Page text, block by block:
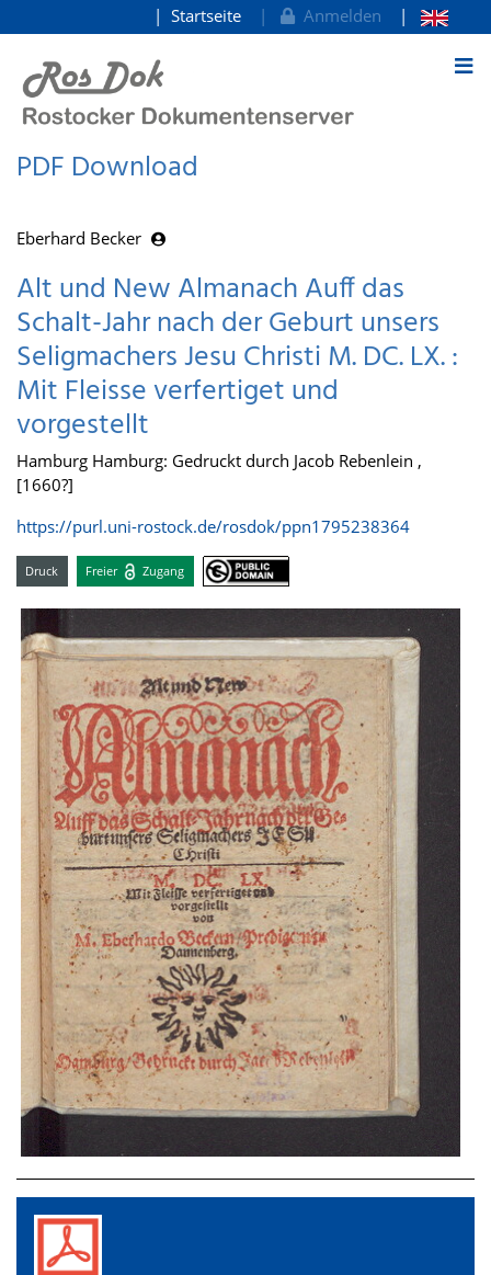
zum Inhalt
Startseite Anmelden
PDF Download
Eberhard Becker
Alt und New Almanach Auff das
Schalt-Jahr nach der Geburt unsers
Seligmachers Jesu Christi M. DC. LX. :
Mit Fleisse verfertiget und
vorgestellt
Hamburg Hamburg: Gedruckt durch Jacob Rebenlein ,
[1660?]
https://purl.uni-rostock.de/rosdok/ppn1795238364
Druck Freier Zugang